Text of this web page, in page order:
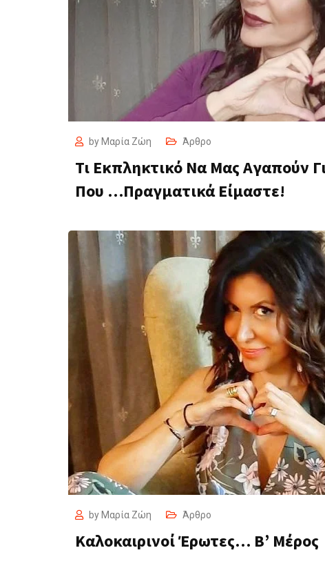
by Μαρία Ζώη Άρθρο
Τι Εκπληκτικό Να Μας Αγαπούν
Που …Πραγματικά Είμαστε!
by Μαρία Ζώη Άρθρο
Καλοκαιρινοί Έρωτες… Β’ Μέρος